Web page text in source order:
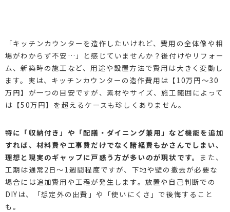
「キッチンカウンターを造作したいけれど、費用の全体像や相
場がわからず不安…」と感じていませんか？後付けやリフォー
ム、新築時の施工など、用途や設置方法で費用は大きく変動し
ます。実は、キッチンカウンターの造作費用は【10万円～30
万円】が一つの目安ですが、素材やサイズ、施工範囲によって
は【50万円】を超えるケースも珍しくありません。
特に「収納付き」や「配膳・ダイニング兼用」など機能を追加
すれば、材料費や工事費だけでなく諸経費もかさんでしまい、
理想と現実のギャップに戸惑う方が多いのが現状です。 また、
工期は通常2日～1週間程度ですが、下地や壁の撤去が必要な
場合には追加費用や工程が発生します。放置や自己判断での
DIYは、「想定外の出費」や「使いにくさ」で後悔すること
も。